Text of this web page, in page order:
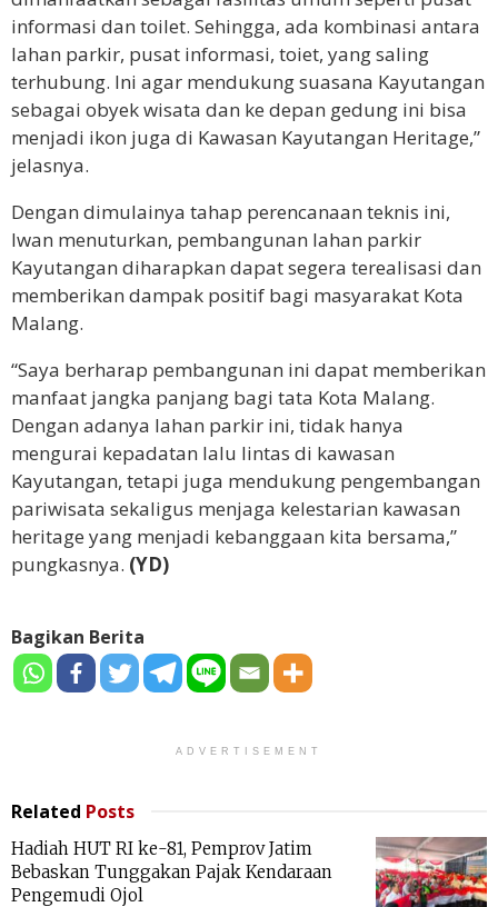
informasi dan toilet. Sehingga, ada kombinasi antara
lahan parkir, pusat informasi, toiet, yang saling
terhubung. Ini agar mendukung suasana Kayutangan
sebagai obyek wisata dan ke depan gedung ini bisa
menjadi ikon juga di Kawasan Kayutangan Heritage,”
jelasnya.
Dengan dimulainya tahap perencanaan teknis ini,
Iwan menuturkan, pembangunan lahan parkir
Kayutangan diharapkan dapat segera terealisasi dan
memberikan dampak positif bagi masyarakat Kota
Malang.
“Saya berharap pembangunan ini dapat memberikan
manfaat jangka panjang bagi tata Kota Malang.
Dengan adanya lahan parkir ini, tidak hanya
mengurai kepadatan lalu lintas di kawasan
Kayutangan, tetapi juga mendukung pengembangan
pariwisata sekaligus menjaga kelestarian kawasan
heritage yang menjadi kebanggaan kita bersama,”
pungkasnya. (YD)
Bagikan Berita
ADVERTISEMENT
Related Posts
Hadiah HUT RI ke-81, Pemprov Jatim
Bebaskan Tunggakan Pajak Kendaraan
Pengemudi Ojol